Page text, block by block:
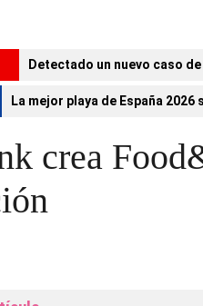
Detectado un nuevo caso
La mejor playa de España
crea